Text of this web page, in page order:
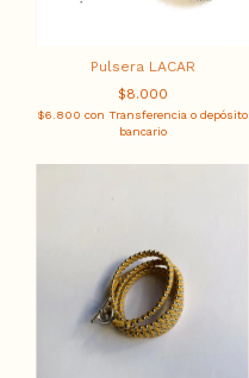
Pulsera LACAR
$8.000
$6.800 con Transferencia o depósito
bancario